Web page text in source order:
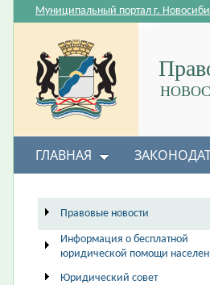
Муниципальный портал г.
ГЛАВНАЯ
Правовые новости
Информация о бесплатной
юридической помощи
Юридический совет